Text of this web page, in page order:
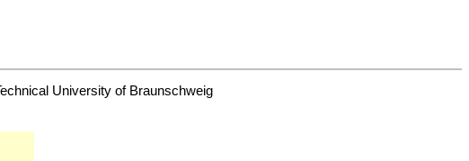
University of Braunschweig